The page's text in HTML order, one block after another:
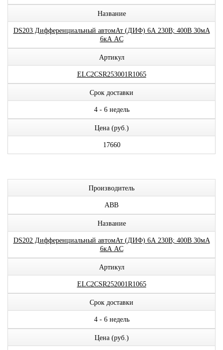
Название
DS203 Дифференциальный автомАт (ДИФ) 6А 230В; 400В 30мА
6кА AC
Артикул
ELC2CSR253001R1065
Срок доставки
4 - 6 недель
Цена (руб.)
17660
Производитель
ABB
Название
DS202 Дифференциальный автомАт (ДИФ) 6А 230В; 400В 30мА
6кА AC
Артикул
ELC2CSR252001R1065
Срок доставки
4 - 6 недель
Цена (руб.)